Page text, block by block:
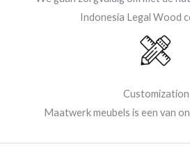
Indonesia Legal Wood
Customization
Maatwerk meubels is een van